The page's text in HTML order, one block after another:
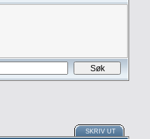
SKRIV UT